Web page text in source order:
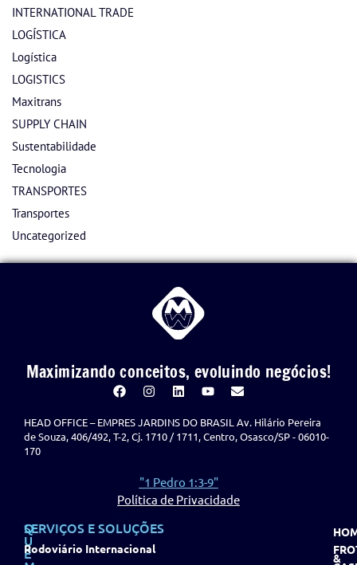
INTERNATIONAL TRADE
LOGÍSTICA
Logística
LOGISTICS
Maxitrans
SUPPLY CHAIN
Sustentabilidade
Tecnologia
TRANSPORTES
Transportes
Uncategorized
Maximizando conceitos, evoluindo negócios!
HEAD OFFICE – EMPRES JARDINS DO BRASIL Av. Hilário Pereira
de Souza, 406/492, T-2, Cj. 1710 / 1711, Centro, Osasco/SP - 06010-
170
"1 Pedro 1:3-9"
Política de Privacidade
Q
U
E
SERVIÇOS E SOLUÇÕES
Rodoviário Internacional
&